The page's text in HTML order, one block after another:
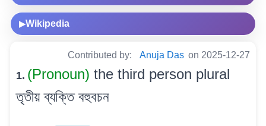
▶Wikipedia
Contributed by: Anuja Das on 2025-12-27
1. (Pronoun) the third person plural
তৃতীয় ব্যক্তি বহুবচন